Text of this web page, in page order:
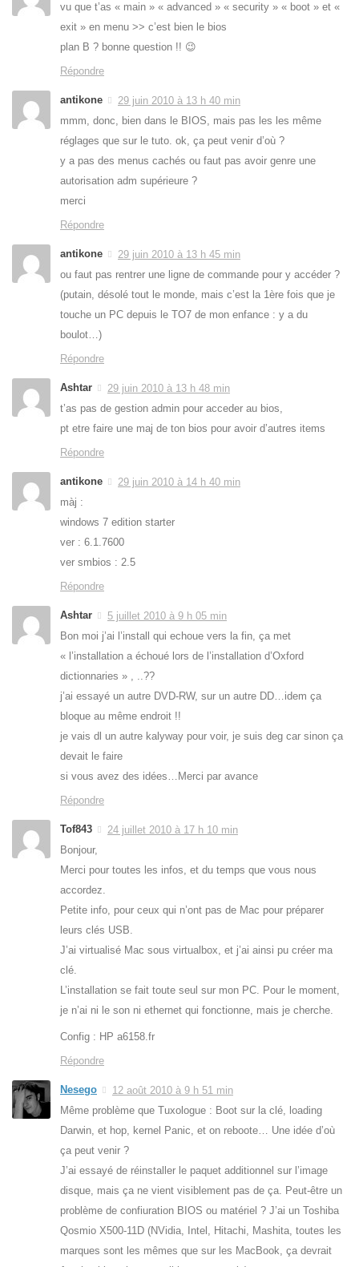
vu que t’as « main » « advanced » « security » « boot » et «
exit » en menu >> c’est bien le bios
plan B ? bonne question !! 😉
Répondre
antikone
29 juin 2010 à 13 h 40 min
mmm, donc, bien dans le BIOS, mais pas les les même
réglages que sur le tuto. ok, ça peut venir d’où ?
y a pas des menus cachés ou faut pas avoir genre une
autorisation adm supérieure ?
merci
Répondre
antikone
29 juin 2010 à 13 h 45 min
ou faut pas rentrer une ligne de commande pour y accéder ?
(putain, désolé tout le monde, mais c’est la 1ère fois que je
touche un PC depuis le TO7 de mon enfance : y a du
boulot…)
Répondre
Ashtar
29 juin 2010 à 13 h 48 min
t’as pas de gestion admin pour acceder au bios,
pt etre faire une maj de ton bios pour avoir d’autres items
Répondre
antikone
29 juin 2010 à 14 h 40 min
màj :
windows 7 edition starter
ver : 6.1.7600
ver smbios : 2.5
Répondre
Ashtar
5 juillet 2010 à 9 h 05 min
Bon moi j’ai l’install qui echoue vers la fin, ça met
« l’installation a échoué lors de l’installation d’Oxford
dictionnaries » , ..??
j’ai essayé un autre DVD-RW, sur un autre DD…idem ça
bloque au même endroit !!
je vais dl un autre kalyway pour voir, je suis deg car sinon ça
devait le faire
si vous avez des idées…Merci par avance
Répondre
Tof843
24 juillet 2010 à 17 h 10 min
Bonjour,
Merci pour toutes les infos, et du temps que vous nous
accordez.
Petite info, pour ceux qui n’ont pas de Mac pour préparer
leurs clés USB.
J’ai virtualisé Mac sous virtualbox, et j’ai ainsi pu créer ma
clé.
L’installation se fait toute seul sur mon PC. Pour le moment,
je n’ai ni le son ni ethernet qui fonctionne, mais je cherche.
Config : HP a6158.fr
Répondre
Nesego
12 août 2010 à 9 h 51 min
Même problème que Tuxologue : Boot sur la clé, loading
Darwin, et hop, kernel Panic, et on reboote… Une idée d’où
ça peut venir ?
J’ai essayé de réinstaller le paquet additionnel sur l’image
disque, mais ça ne vient visiblement pas de ça. Peut-être un
problème de confiuration BIOS ou matériel ? J’ai un Toshiba
Qosmio X500-11D (NVidia, Intel, Hitachi, Mashita, toutes les
marques sont les mêmes que sur les MacBook, ça devrait